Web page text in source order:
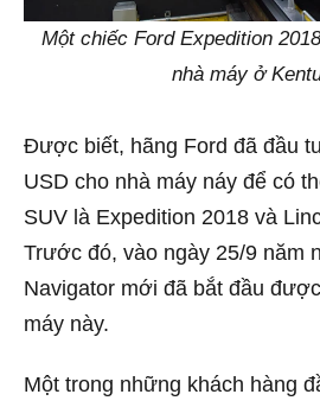
Một chiếc Ford Expedition
nhà máy ở
Được biết, hãng Ford đã đầu
USD cho nhà máy náy để có
SUV là Expedition 2018 và
Trước đó, vào ngày 25/9 năm
Navigator mới đã bắt đầu
máy này.
Một trong những khách hàng